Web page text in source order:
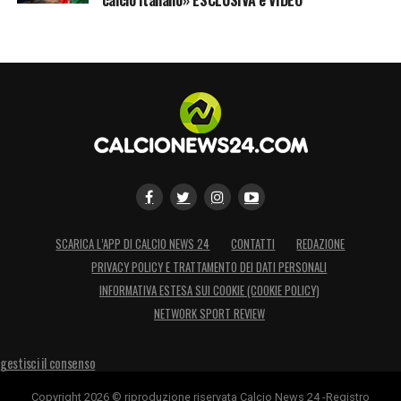
SCARICA L’APP DI CALCIO NEWS 24 CONTATTI
REDAZIONE
PRIVACY POLICY E TRATTAMENTO DEI DATI PERSONALI
INFORMATIVA ESTESA SUI COOKIE (COOKIE POLICY)
NETWORK SPORT REVIEW
gestisci il consenso
Copyright 2026 © riproduzione riservata Calcio News 24 -Registro